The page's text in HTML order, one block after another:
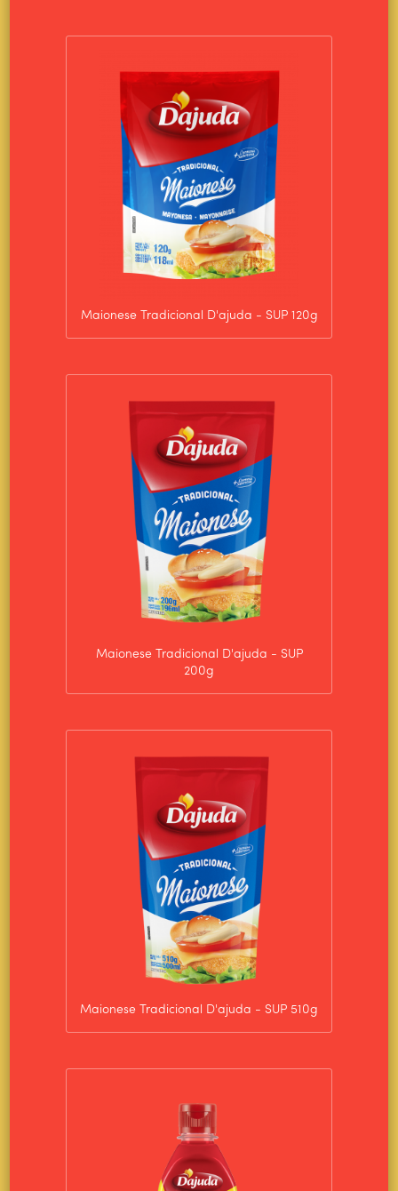
HOME
ALIMENTOS WILSON
NOTÍCIAS
CONTATO
TRABALHE CONOSCO
Maionese Tradicional D'ajuda - SUP 120g
Maionese Tradicional D'ajuda - SUP
200g
Maionese Tradicional D'ajuda - SUP 510g